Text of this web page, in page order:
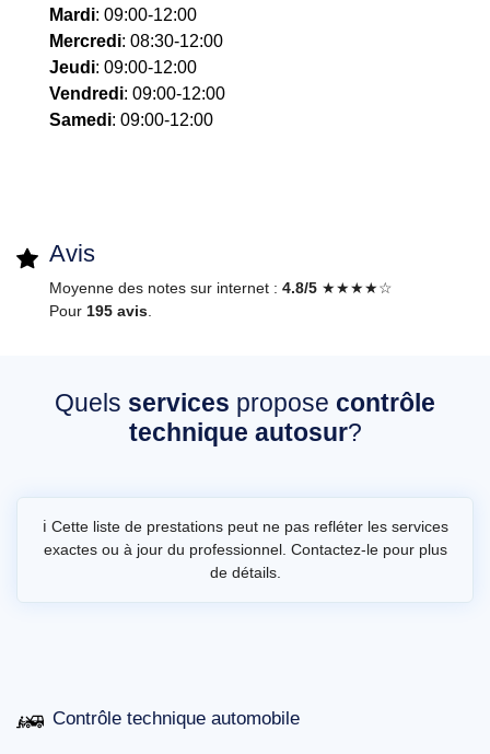
Mardi: 09:00-12:00
Mercredi: 08:30-12:00
Jeudi: 09:00-12:00
Vendredi: 09:00-12:00
Samedi: 09:00-12:00
Avis
Moyenne des notes sur internet : 4.8/5 ★★★★☆
Pour 195 avis
Quels services propose contrôle
technique autosur?
ℹ️ Cette liste de prestations peut ne pas refléter les services
exactes ou à jour du professionnel. Contactez-le pour plus
de détails.
Contrôle technique automobile